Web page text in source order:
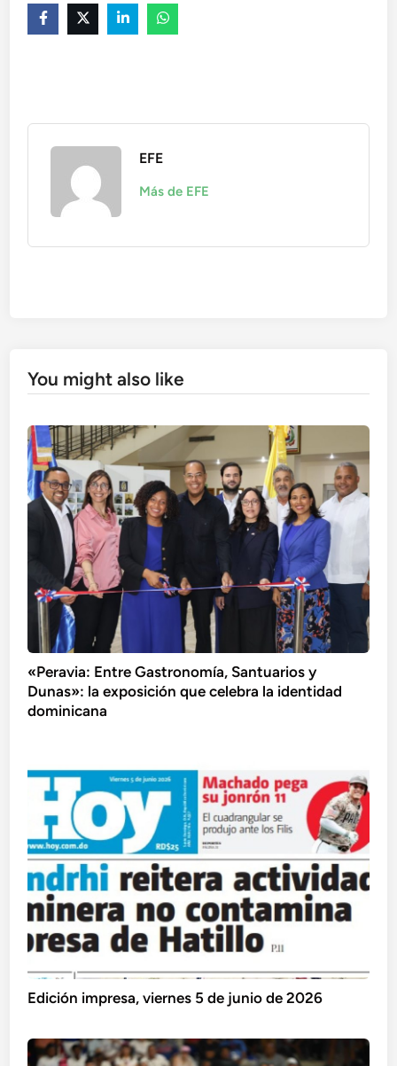
EFE
Más de EFE
You might also like
«Peravia: Entre Gastronomía, Santuarios y
Dunas»: la exposición que celebra la identidad
dominicana
Edición impresa, viernes 5 de junio de 2026